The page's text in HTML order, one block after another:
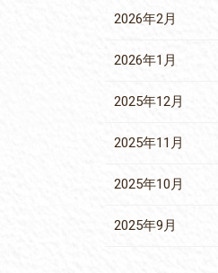
2026年2月
2026年1月
2025年12月
2025年11月
2025年10月
2025年9月